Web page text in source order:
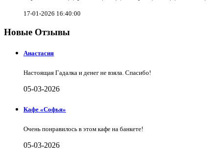
17-01-2026 16:40:00
Новые Отзывы
Анастасия
Настоящая Гадалка и денег не взяла. Спасибо!
05-03-2026
Кафе «Софья»
Очень понравилось в этом кафе на банкете!
05-03-2026